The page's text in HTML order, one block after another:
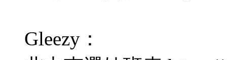
Gleezy：